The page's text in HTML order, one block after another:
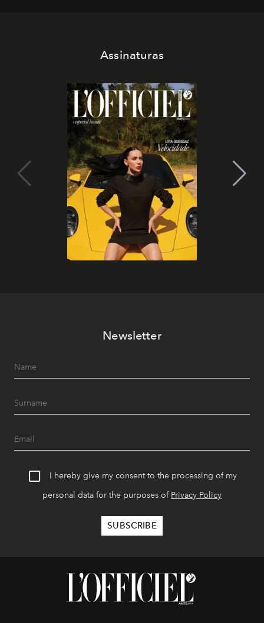
Assinaturas
Newsletter
I hereby give my consent to the processing of my
personal data for the purposes of Privacy Policy